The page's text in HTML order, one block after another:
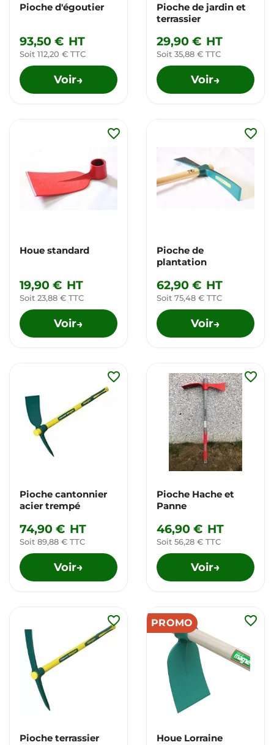
Pioche d'égoutier
93,50 € HT
Soit 112,20 € TTC
Voir→
Pioche de jardin et
terrassier
29,90 € HT
Soit 35,88 € TTC
Voir→
Houe standard
19,90 € HT
Soit 23,88 € TTC
Voir→
favorite_border
Pioche de
plantation
62,90 € HT
Soit 75,48 € TTC
Voir→
favorite_border
Pioche cantonnier
acier trempé
74,90 € HT
Soit 89,88 € TTC
Voir→
favorite_border
Pioche Hache et
Panne
46,90 € HT
Soit 56,28 € TTC
Voir→
favorite_border
Pioche terrassier
favorite_border PROMO
Houe Lorraine
favorite_border